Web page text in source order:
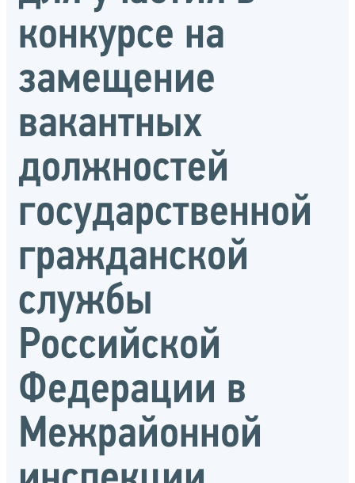
конкурсе на
замещение
вакантных
должностей
государственной
гражданской
службы
Российской
Федерации в
Межрайонной